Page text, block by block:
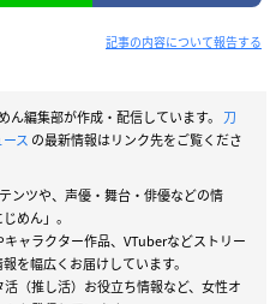
記事の内容について報告する
ん編集部が作成・配信しています。 刀
ス の最新情報はリンク先をご覧くださ
ンツや、声優・舞台・俳優などの情
めん」。
ャラクター作品、VTuberなどストリー
を幅広くお届けしています。
（推し活）お役立ち情報など、女性オ